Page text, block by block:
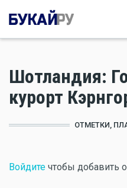
Шотландия:
курорт
ОТМЕТКИ,
Войдите чтобы добавить